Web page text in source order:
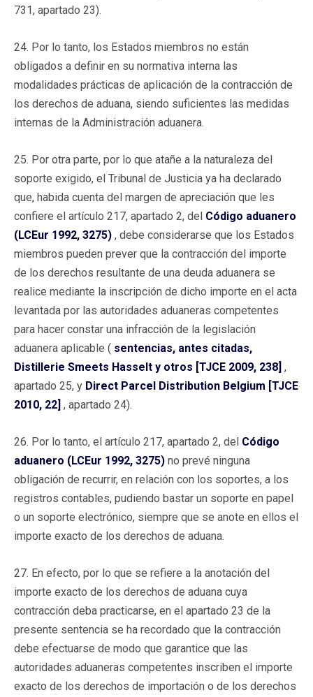
731, apartado 23).
24. Por lo tanto, los Estados miembros no están
obligados a definir en su normativa interna las
modalidades prácticas de aplicación de la contracción de
los derechos de aduana, siendo suficientes las medidas
internas de la Administración aduanera.
25. Por otra parte, por lo que atañe a la naturaleza del
soporte exigido, el Tribunal de Justicia ya ha declarado
que, habida cuenta del margen de apreciación que les
confiere el artículo 217, apartado 2, del Código aduanero
(LCEur 1992, 3275) , debe considerarse que los Estados
miembros pueden prever que la contracción del importe
de los derechos resultante de una deuda aduanera se
realice mediante la inscripción de dicho importe en el acta
levantada por las autoridades aduaneras competentes
para hacer constar una infracción de la legislación
aduanera aplicable ( sentencias, antes citadas,
Distillerie Smeets Hasselt y otros [TJCE 2009, 238] ,
apartado 25, y Direct Parcel Distribution Belgium [TJCE
2010, 22] , apartado 24).
26. Por lo tanto, el artículo 217, apartado 2, del Código
aduanero (LCEur 1992, 3275) no prevé ninguna
obligación de recurrir, en relación con los soportes, a los
registros contables, pudiendo bastar un soporte en papel
o un soporte electrónico, siempre que se anote en ellos el
importe exacto de los derechos de aduana.
27. En efecto, por lo que se refiere a la anotación del
importe exacto de los derechos de aduana cuya
contracción deba practicarse, en el apartado 23 de la
presente sentencia se ha recordado que la contracción
debe efectuarse de modo que garantice que las
autoridades aduaneras competentes inscriben el importe
exacto de los derechos de importación o de los derechos